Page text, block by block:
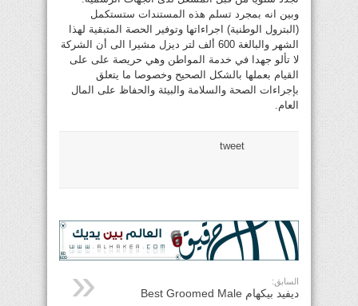
وبين انه بمجرد تسلم هذه المستندات ستستكمل
(البترول الوطنية) اجراءاتها وتوفير الحصة المتبقية لهذا
الشهر والبالغة 600 ألف لتر ديزل مشيرا الى أن الشركة
لا تألو جهدا في خدمة المواطن وهي حريصة على على
القيام بعملها بالشكل الصحيح وخصوصا ما يتعلق
بإجراءات الصحة والسلامة والبيئة والحفاظ على المال
العام.
tweet
السابق:
ديفيد بيكهام Best Groomed Male